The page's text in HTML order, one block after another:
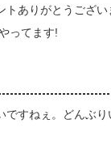
トありがとうござ
ってます!
ですねぇ。どんぶ